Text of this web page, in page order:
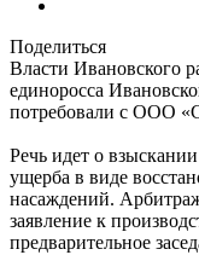
Поделиться
Власти Ивановского
единоросса
потребовали с ООО
Речь идет о
ущерба в виде
насаждений.
заявление к
предварительное